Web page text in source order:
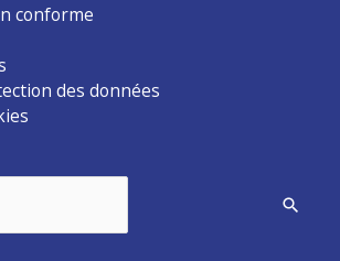
conforme
des données